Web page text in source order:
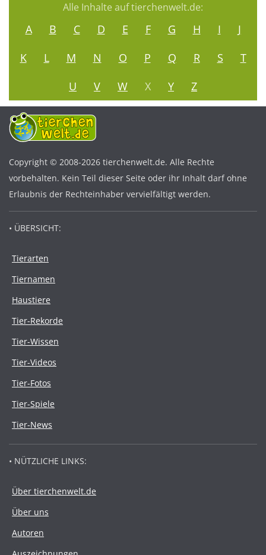
Alle Inhalte auf tierchenwelt.de:
A B C D E F G H I
J
K
L M N O P Q R S
T
U
V W X Y Z
Copyright © 2008-2026 tierchenwelt.de. Alle Rechte
vorbehalten. Kein Teil dieser Seite oder ihr Inhalt darf ohne
Erlaubnis der Rechteinhaber vervielfältigt werden.
• ÜBERSICHT:
Tierarten
Tiernamen
Haustiere
Tier-Rekorde
Tier-Wissen
Tier-Videos
Tier-Fotos
Tier-Spiele
Tier-News
• NÜTZLICHE LINKS:
Über tierchenwelt.de
Über uns
Autoren